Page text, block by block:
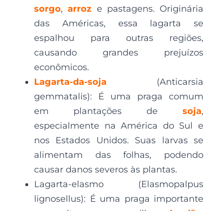
sorgo,arroz e pastagens. Originária
das Américas, essa lagarta se
espalhou para outras regiões,
causando grandes prejuízos
econômicos.
Lagarta-da-soja (Anticarsia
gemmatalis): É uma praga comum
em plantações de soja,
especialmente na América do Sul e
nos Estados Unidos. Suas larvas se
alimentam das folhas, podendo
causar danos severos às plantas.
Lagarta-elasmo (Elasmopalpus
lignosellus): É uma praga importante